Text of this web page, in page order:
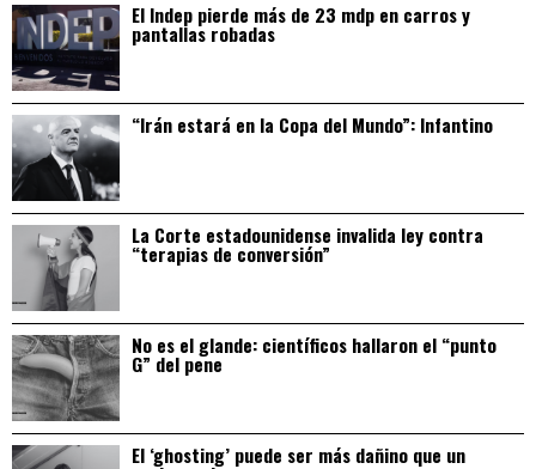
El Indep pierde más de 23 mdp en carros y
pantallas robadas
“Irán estará en la Copa del Mundo”: Infantino
La Corte estadounidense invalida ley contra
“terapias de conversión”
No es el glande: científicos hallaron el “punto
G” del pene
El ‘ghosting’ puede ser más dañino que un